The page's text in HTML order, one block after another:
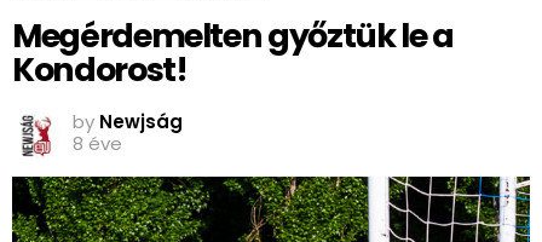
Megérdemelten győztük le a
Kondorost!
by Newjság
8 éve